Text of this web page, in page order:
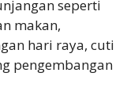
seperti
makan,
hari raya, cuti
pengembangan